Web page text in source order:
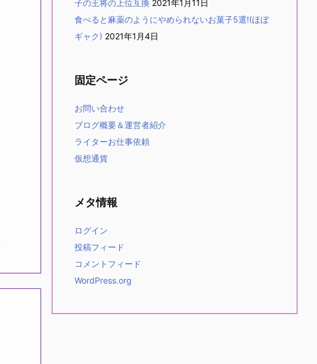
子の王将の上位互換 2021年1月11日
食べると麻薬のようにやめられないお菓子5選!(ほぼ
ギャク) 2021年1月4日
固定ページ
お問い合わせ
ブログ概要＆運営者紹介
ライターお仕事依頼
仮想通貨
メタ情報
ログイン
投稿フィード
コメントフィード
WordPress.org